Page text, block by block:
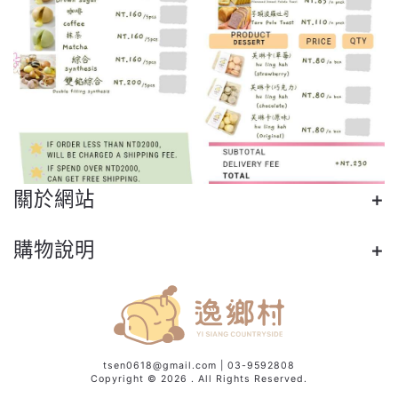
關於網站
購物說明
tsen0618@gmail.com | 03-9592808
Copyright © 2026 . All Rights Reserved.